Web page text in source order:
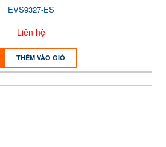
EVS9327-ES
Liên hệ
THÊM VÀO GIỎ